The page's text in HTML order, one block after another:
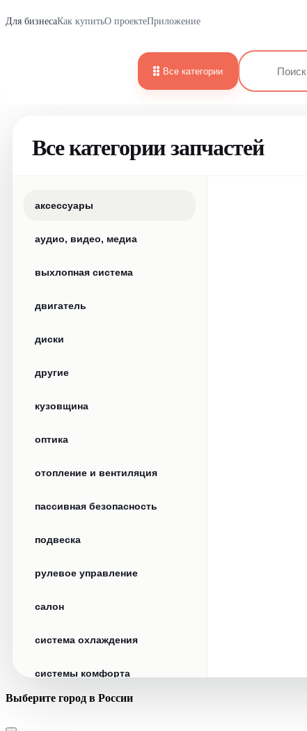
Для бизнесаКак купитьО проектеПриложение
Все категории
Все категории запчастей
аксессуары
аудио, видео, медиа
выхлопная система
двигатель
диски
другие
кузовщина
оптика
отопление и вентиляция
пассивная безопасность
подвеска
рулевое управление
салон
система охлаждения
системы комфорта
стекла
Выберите город в России